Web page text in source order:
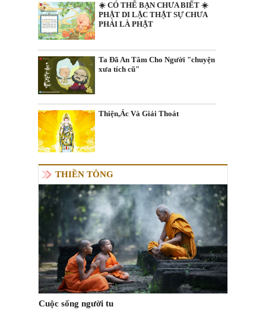
☀️ CÓ THỂ BẠN CHƯA BIẾT ☀️
PHẬT DI LẶC THẬT SỰ CHƯA
PHẢI LÀ PHẬT
Ta Đã An Tâm Cho Người "chuyện
xưa tích cũ"
Thiện,Ác Và Giải Thoát
THIỀN TÔNG
Cuộc sống người tu